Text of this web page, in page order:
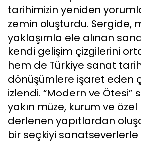
tarihimizin yeniden
zemin oluşturdu. Sergide,
yaklaşımla ele alınan
kendi gelişim çizgilerini
hem de Türkiye sanat
dönüşümlere işaret eden
izlendi. “Modern ve Ötesi”
yakın müze, kurum ve
derlenen yapıtlardan
bir seçkiyi sanatseverlerle